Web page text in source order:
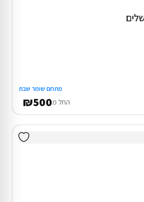
מתחם שומר שבת
החל מ₪500